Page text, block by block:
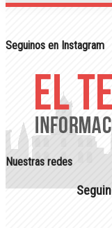
Seguinos en Instagram
Nuestras redes